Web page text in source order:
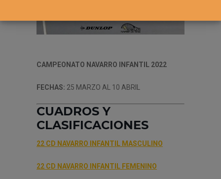
CAMPEONATO NAVARRO INFANTIL 2022
FECHAS: 25 MARZO AL 10 ABRIL
CUADROS Y
CLASIFICACIONES
22 CD NAVARRO INFANTIL MASCULINO
22 CD NAVARRO INFANTIL FEMENINO